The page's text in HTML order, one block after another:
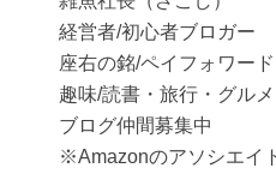
経営者/初心者ブロガー
座右の銘/ペイフォワード
趣味/読書・旅行・グルメ
ブログ仲間募集中
※Amazonのアソシエイ